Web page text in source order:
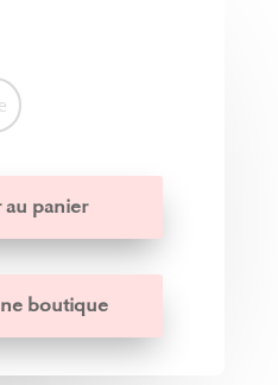
panier
boutique